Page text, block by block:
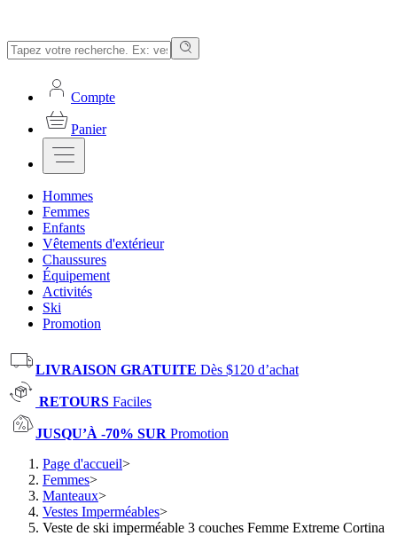
Compte
Panier
Hommes
Femmes
Enfants
Vêtements d'extérieur
Chaussures
Équipement
Activités
Ski
Promotion
LIVRAISON GRATUITE Dès $120 d’achat
RETOURS Faciles
JUSQU’À -70% SUR Promotion
Page d'accueil>
Femmes>
Manteaux>
Vestes Imperméables>
Veste de ski imperméable 3 couches Femme Extreme Cortina